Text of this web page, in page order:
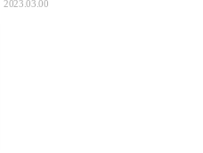
2023.03.00